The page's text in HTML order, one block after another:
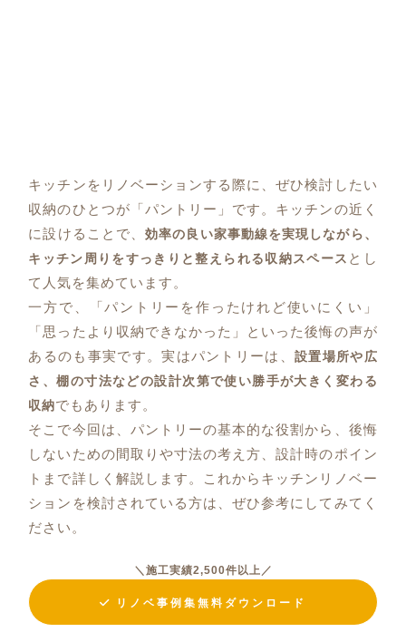
キッチンをリノベーションする際に、ぜひ検討したい
収納のひとつが「パントリー」です。キッチンの近く
に設けることで、効率の良い家事動線を実現しながら、
キッチン周りをすっきりと整えられる収納スペース とし
て人気を集めています。
一方で、「パントリーを作ったけれど使いにくい」
「思ったより収納できなかった」といった後悔の声が
あるのも事実です。実はパントリーは、設置場所や広
さ、棚の寸法などの設計次第で使い勝手が大きく変わる
収納でもあります。
そこで今回は、パントリーの基本的な役割から、後悔
しないための間取りや寸法の考え方、設計時のポイン
トまで詳しく解説します。これからキッチンリノベー
ションを検討されている方は、ぜひ参考にしてみてく
ださい。
＼施工実績2,500件以上／
リノベ事例集無料ダウンロード